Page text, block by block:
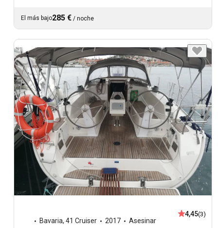
El más bajo285 € / noche
Bavaria, 41 Cruiser 2017 Asesinar
4,45(3)